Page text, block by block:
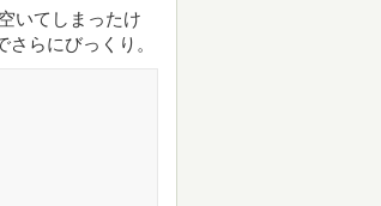
いてしまったけ
らにびっくり。